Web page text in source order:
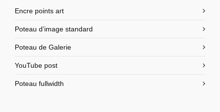
Encre points art
Poteau d’image standard
Poteau de Galerie
YouTube post
Poteau fullwidth